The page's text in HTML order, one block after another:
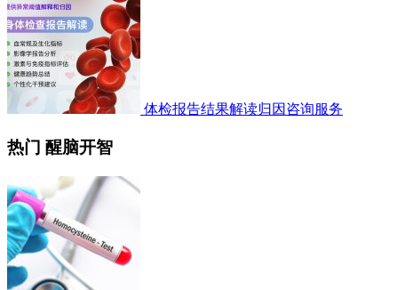
体检报告结果解读归因咨询服务
热门 醒脑开智